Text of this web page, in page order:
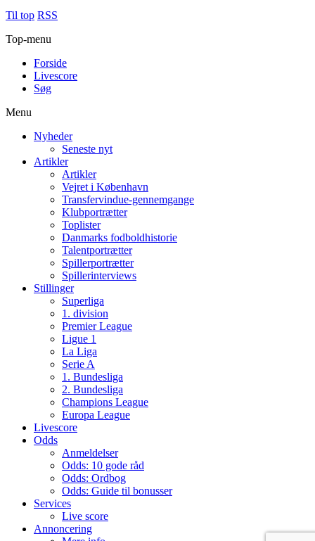
Til top RSS
Top-menu
Forside
Livescore
Søg
Menu
Nyheder
Seneste nyt
Artikler
Artikler
Vejret i København
Transfervindue-gennemgange
Klubportrætter
Toplister
Danmarks fodboldhistorie
Talentportrætter
Spillerportrætter
Spillerinterviews
Stillinger
Superliga
1. division
Premier League
Ligue 1
La Liga
Serie A
1. Bundesliga
2. Bundesliga
Champions League
Europa League
Livescore
Odds
Anmeldelser
Odds: 10 gode råd
Odds: Ordbog
Odds: Guide til bonusser
Services
Live score
Annoncering